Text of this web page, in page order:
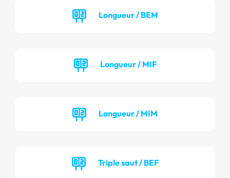
Longueur / BEM
Longueur / MIF
Longueur / MIM
Triple saut / BEF